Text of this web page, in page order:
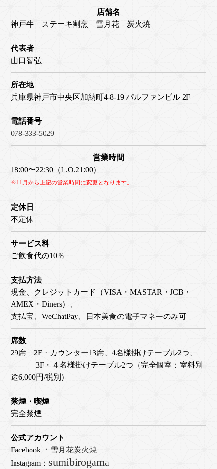
店舗名
神戸牛 ステーキ割烹 雪月花 炭火焼
代表者
山口智弘
所在地
兵庫県神戸市中央区加納町4-8-19 パルファンビル 2F
電話番号
078-333-5029
営業時間
18:00〜22:30（L.O.21:00）
※11月から上記の営業時間に変更となります。
定休日
不定休
サービス料
ご飲食代の10％
支払方法
現金、クレジットカード（VISA・MASTAR・JCB・
AMEX・Diners）、
支払宝、WeChatPay、日本美食の電子マネーのみ可
席数
29席 2F・カウンター13席、4名様掛けテーブル2つ、
3F・４名様掛けテーブル2つ（完全個室：室料別
途6,000円/税別）
禁煙・喫煙
完全禁煙
公式アカウント
Facebook ： 雪月花炭火焼
Instagram： sumibirogama